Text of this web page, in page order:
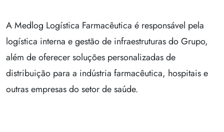
A Medlog Logística Farmacêutica é responsável pela
logística interna e gestão de infraestruturas do Grupo,
além de oferecer soluções personalizadas de
distribuição para a indústria farmacêutica, hospitais e
outras empresas do setor de saúde.